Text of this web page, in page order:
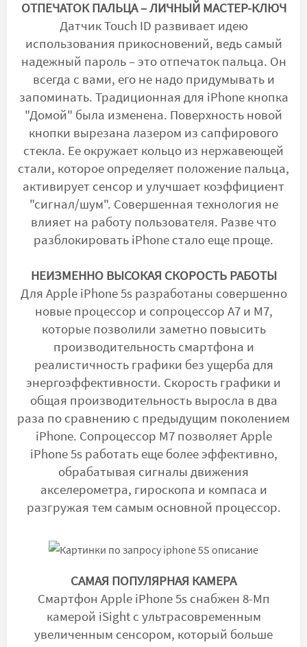
ОТПЕЧАТОК ПАЛЬЦА – ЛИЧНЫЙ МАСТЕР-КЛЮЧ
Датчик Touch ID развивает идею
использования прикосновений, ведь самый
надежный пароль – это отпечаток пальца. Он
всегда с вами, его не надо придумывать и
запоминать. Традиционная для iPhone кнопка
"Домой" была изменена. Поверхность новой
кнопки вырезана лазером из сапфирового
стекла. Ее окружает кольцо из нержавеющей
стали, которое определяет положение пальца,
активирует сенсор и улучшает коэффициент
"сигнал/шум". Совершенная технология не
влияет на работу пользователя. Разве что
разблокировать iPhone стало еще проще.
НЕИЗМЕННО ВЫСОКАЯ СКОРОСТЬ РАБОТЫ
Для Apple iPhone 5s разработаны совершенно
новые процессор и сопроцессор A7 и M7,
которые позволили заметно повысить
производительность смартфона и
реалистичность графики без ущерба для
энергоэффективности. Скорость графики и
общая производительность выросла в два
раза по сравнению с предыдущим поколением
iPhone. Сопроцессор M7 позволяет Apple
iPhone 5s работать еще более эффективно,
обрабатывая сигналы движения
акселерометра, гироскопа и компаса и
разгружая тем самым основной процессор.
САМАЯ ПОПУЛЯРНАЯ КАМЕРА
Смартфон Apple iPhone 5s снабжен 8-Мп
камерой iSight с ультрасовременным
увеличенным сенсором, который больше